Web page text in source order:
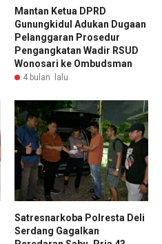
Mantan Ketua DPRD
Gunungkidul Adukan Dugaan
Pelanggaran Prosedur
Pengangkatan Wadir RSUD
Wonosari ke Ombudsman
4 bulan lalu
Satresnarkoba Polresta Deli
Serdang Gagalkan